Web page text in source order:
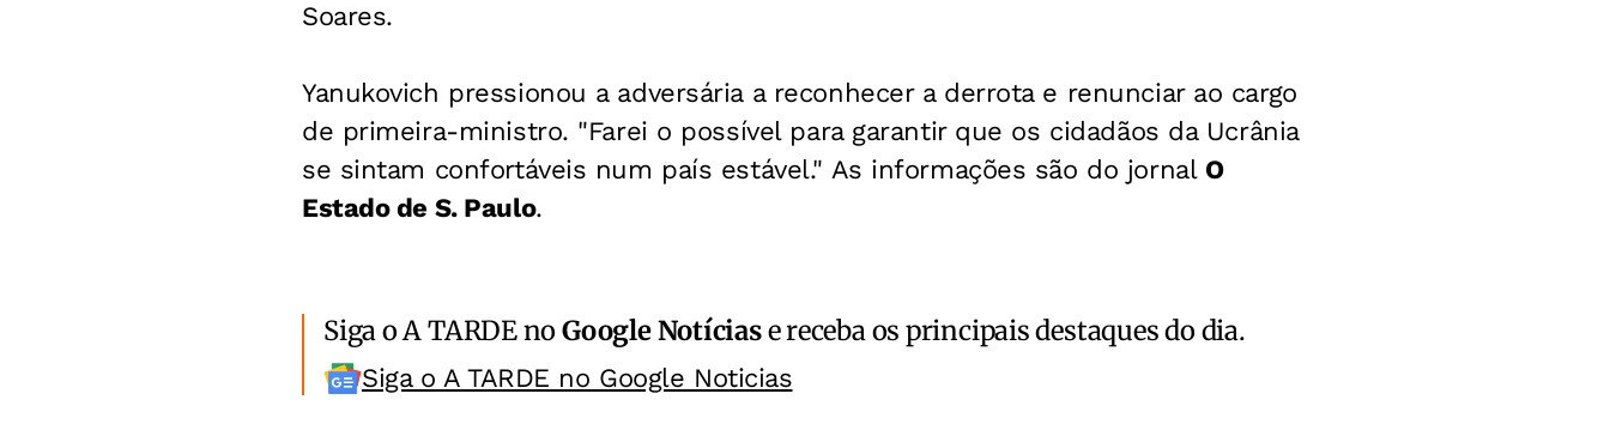
Soares.
Yanukovich pressionou a adversária a reconhecer a derrota e renunciar ao cargo
de primeira-ministro. "Farei o possível para garantir que os cidadãos da Ucrânia
se sintam confortáveis num país estável." As informações são do jornal O
Estado de S. Paulo.
Siga o A TARDE noGoogle Notíciase receba os principais destaques do dia.
Siga o A TARDE no Google Noticias